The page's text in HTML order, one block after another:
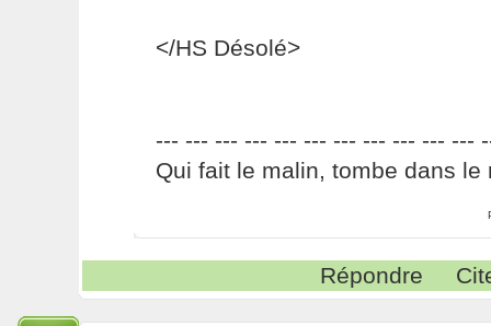
</HS Désolé>
--- --- --- --- --- --- --- --- --- --- ---
Qui fait le malin, tombe dans le
Répondre